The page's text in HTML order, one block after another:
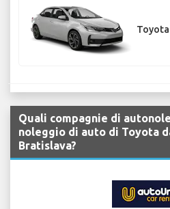
Quali compagnie di
noleggio di auto di Toyota
Bratislava?